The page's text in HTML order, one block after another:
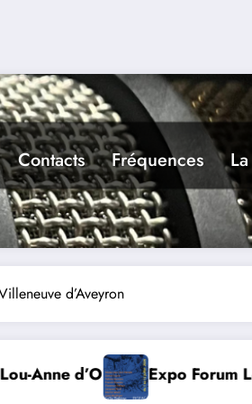
Contacts Fréquences
d’Aveyron
Art Contemporain 2026